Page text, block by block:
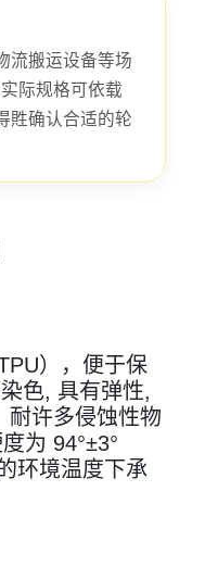
流搬运设备等场
际规格可依载
貹确认合适的轮
），便于保
色, 具有弹性,
耐许多侵蚀性物
为 94°±3°
环境温度下承